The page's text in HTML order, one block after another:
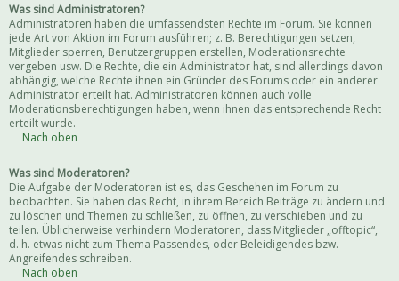
Was sind Administratoren?
Administratoren haben die umfassendsten Rechte im Forum. Sie können
jede Art von Aktion im Forum ausführen; z. B. Berechtigungen setzen,
Mitglieder sperren, Benutzergruppen erstellen, Moderationsrechte
vergeben usw. Die Rechte, die ein Administrator hat, sind allerdings davon
abhängig, welche Rechte ihnen ein Gründer des Forums oder ein anderer
Administrator erteilt hat. Administratoren können auch volle
Moderationsberechtigungen haben, wenn ihnen das entsprechende Recht
erteilt wurde.
Nach oben
Was sind Moderatoren?
Die Aufgabe der Moderatoren ist es, das Geschehen im Forum zu
beobachten. Sie haben das Recht, in ihrem Bereich Beiträge zu ändern und
zu löschen und Themen zu schließen, zu öffnen, zu verschieben und zu
teilen. Üblicherweise verhindern Moderatoren, dass Mitglieder „offtopic“,
d. h. etwas nicht zum Thema Passendes, oder Beleidigendes bzw.
Angreifendes schreiben.
Nach oben